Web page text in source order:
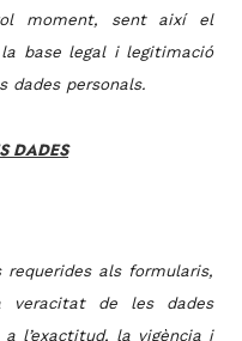
moment, sent així el
base legal i legitimació
dades personals.
DADES
requerides als formularis,
veracitat de les dades
l’exactitud, la vigència i